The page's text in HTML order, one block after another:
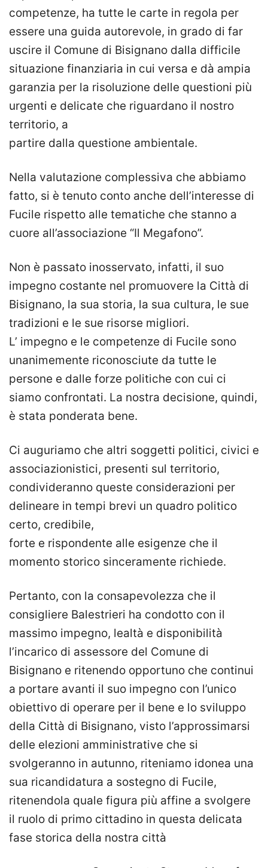
competenze, ha tutte le carte in regola per
essere una guida autorevole, in grado di far
uscire il Comune di Bisignano dalla difficile
situazione finanziaria in cui versa e dà ampia
garanzia per la risoluzione delle questioni più
urgenti e delicate che riguardano il nostro
territorio, a
partire dalla questione ambientale.
Nella valutazione complessiva che abbiamo
fatto, si è tenuto conto anche dell’interesse di
Fucile rispetto alle tematiche che stanno a
cuore all’associazione “Il Megafono”.
Non è passato inosservato, infatti, il suo
impegno costante nel promuovere la Città di
Bisignano, la sua storia, la sua cultura, le sue
tradizioni e le sue risorse migliori.
L’ impegno e le competenze di Fucile sono
unanimemente riconosciute da tutte le
persone e dalle forze politiche con cui ci
siamo confrontati. La nostra decisione, quindi,
è stata ponderata bene.
Ci auguriamo che altri soggetti politici, civici e
associazionistici, presenti sul territorio,
condivideranno queste considerazioni per
delineare in tempi brevi un quadro politico
certo, credibile,
forte e rispondente alle esigenze che il
momento storico sinceramente richiede.
Pertanto, con la consapevolezza che il
consigliere Balestrieri ha condotto con il
massimo impegno, lealtà e disponibilità
l’incarico di assessore del Comune di
Bisignano e ritenendo opportuno che continui
a portare avanti il suo impegno con l’unico
obiettivo di operare per il bene e lo sviluppo
della Città di Bisignano, visto l’approssimarsi
delle elezioni amministrative che si
svolgeranno in autunno, riteniamo idonea una
sua ricandidatura a sostegno di Fucile,
ritenendola quale figura più affine a svolgere
il ruolo di primo cittadino in questa delicata
fase storica della nostra città